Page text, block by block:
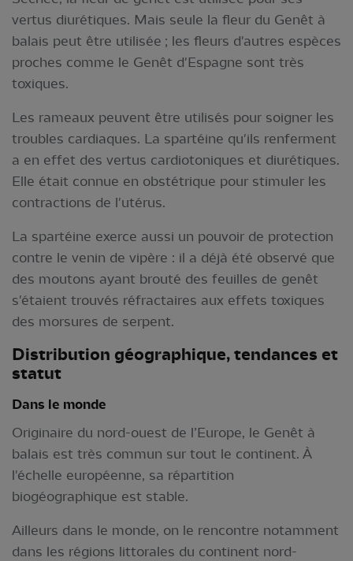
vertus diurétiques. Mais seule la fleur du Genêt à
balais peut être utilisée ; les fleurs d'autres espèces
proches comme le Genêt d'Espagne sont très
toxiques.
Les rameaux peuvent être utilisés pour soigner les
troubles cardiaques. La spartéine qu'ils renferment
a en effet des vertus cardiotoniques et diurétiques.
Elle était connue en obstétrique pour stimuler les
contractions de l'utérus.
La spartéine exerce aussi un pouvoir de protection
contre le venin de vipère : il a déjà été observé que
des moutons ayant brouté des feuilles de genêt
s'étaient trouvés réfractaires aux effets toxiques
des morsures de serpent.
Distribution géographique, tendances et
statut
Dans le monde
Originaire du nord-ouest de l’Europe, le Genêt à
balais est très commun sur tout le continent. À
l'échelle européenne, sa répartition
biogéographique est stable.
Ailleurs dans le monde, on le rencontre notamment
dans les régions littorales du continent nord-